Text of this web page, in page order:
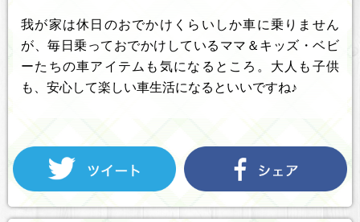
我が家は休日のおでかけくらいしか車に乗りません
が、毎日乗っておでかけしているママ＆キッズ・ベビ
ーたちの車アイテムも気になるところ。大人も子供
も、安心して楽しい車生活になるといいですね♪